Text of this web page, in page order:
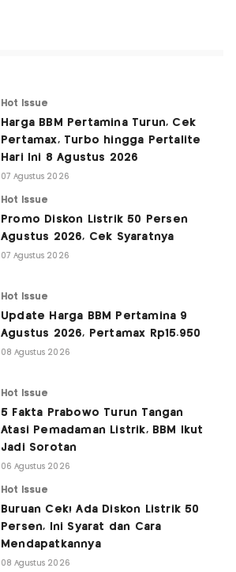
Hot Issue
Harga BBM Pertamina Turun, Cek
Pertamax, Turbo hingga Pertalite
Hari Ini 8 Agustus 2026
07 Agustus 2026
Hot Issue
Promo Diskon Listrik 50 Persen
Agustus 2026, Cek Syaratnya
07 Agustus 2026
Hot Issue
Update Harga BBM Pertamina 9
Agustus 2026, Pertamax Rp15.950
08 Agustus 2026
Hot Issue
5 Fakta Prabowo Turun Tangan
Atasi Pemadaman Listrik, BBM Ikut
Jadi Sorotan
06 Agustus 2026
Hot Issue
Buruan Cek! Ada Diskon Listrik 50
Persen, Ini Syarat dan Cara
Mendapatkannya
08 Agustus 2026